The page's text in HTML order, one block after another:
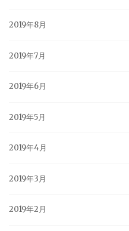
2019年8月
2019年7月
2019年6月
2019年5月
2019年4月
2019年3月
2019年2月